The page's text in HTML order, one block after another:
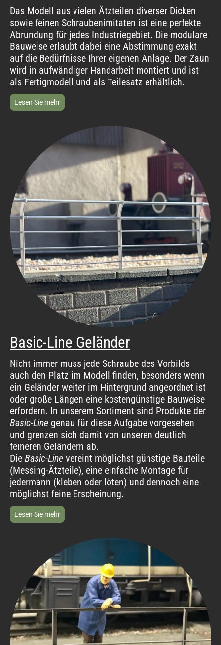
Das Modell aus vielen Ätzteilen diverser Dicken
sowie feinen Schraubenimitaten ist eine perfekte
Abrundung für jedes Industriegebiet. Die modulare
Bauweise erlaubt dabei eine Abstimmung exakt
auf die Bedürfnisse Ihrer eigenen Anlage. Der Zaun
wird in aufwändiger Handarbeit montiert und ist
als Fertigmodell und als Teilesatz erhältlich.
Lesen Sie mehr
Basic-Line Geländer
Nicht immer muss jede Schraube des Vorbilds
auch den Platz im Modell finden, besonders wenn
ein Geländer weiter im Hintergrund angeordnet ist
oder große Längen eine kostengünstige Bauweise
erfordern. In unserem Sortiment sind Produkte der
Basic-Line genau für diese Aufgabe vorgesehen
und grenzen sich damit von unseren deutlich
feineren Geländern ab.
Die Basic-Line vereint möglichst günstige Bauteile
(Messing-Ätzteile), eine einfache Montage für
jedermann (kleben oder löten) und dennoch eine
möglichst feine Erscheinung.
Lesen Sie mehr